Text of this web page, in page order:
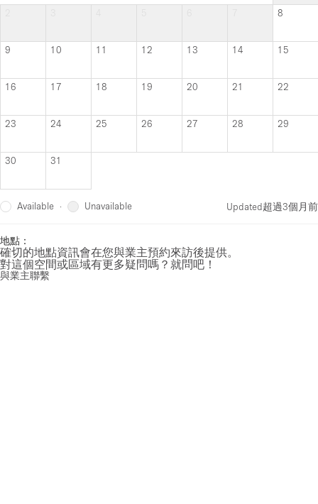
8
9 10 11 12 13 14 15
16 17 18 19 20 21 22
23 24 25 26 27 28 29
30 31
Available · Unavailable Updated超過3個月前
地點：
確切的地點資訊會在您與業主預約來訪後提供。
對這個空間或區域有更多疑問嗎？就問吧！
與業主聯繫